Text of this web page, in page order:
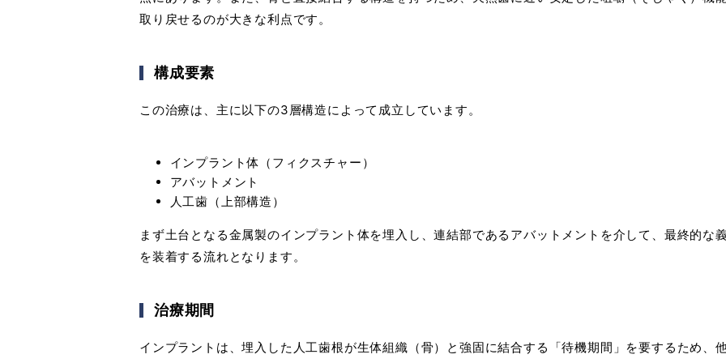
取り戻せるのが大きな利点です。
構成要素
この治療は、主に以下の3層構造によって成立しています。
インプラント体（フィクスチャー）
アバットメント
人工歯（上部構造）
まず土台となる金属製のインプラント体を埋入し、連結部であるアバットメントを介して、最終的な
を装着する流れとなります。
治療期間
インプラントは、埋入した人工歯根が生体組織（骨）と強固に結合する「待機期間」を要するため、